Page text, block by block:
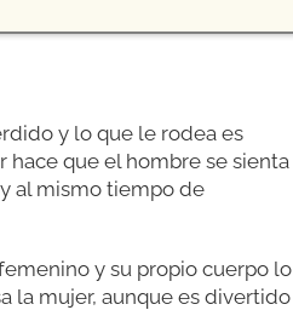
y lo que le rodea es
hace que el hombre se sienta
al mismo tiempo de
y su propio cuerpo lo
la mujer, aunque es divertido